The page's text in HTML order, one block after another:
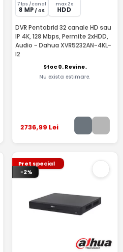
7 fps /canal
8 MP / 4K
max 2 x
HDD
DVR Pentabrid 32 canale HD sau
IP 4K, 128 Mbps, Permite 2xHDD,
Audio - Dahua XVR5232AN-4KL-
I2
Stoc 0. Revine.
Nu exista estimare.
2736,99 Lei
Pret special
-2%